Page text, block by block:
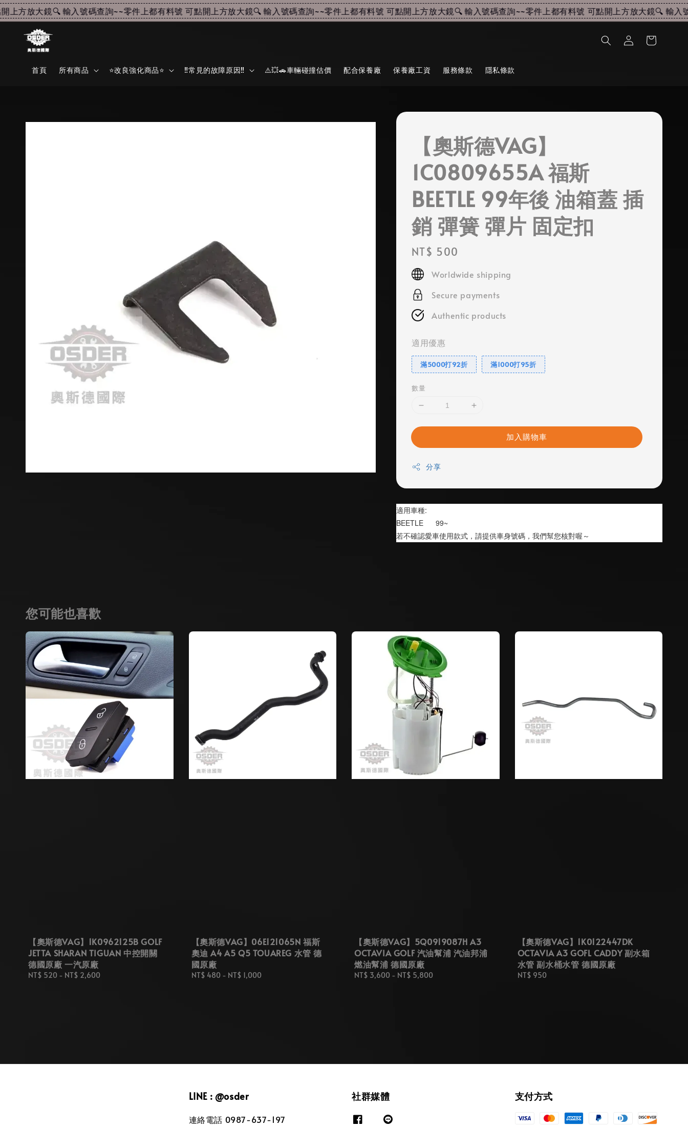
方放大鏡🔍 輸入號碼查詢~~零件上都有料號 可點開上方放大鏡🔍 輸入號碼查詢~~零件上都有料號 可點開上方放大鏡🔍 輸入號碼查詢~~零件上都有料號 可點開上方放大鏡🔍 輸入號
首頁 所有商品 ⭐改良強化商品⭐ ‼️常見的故障原因‼️ ⚠️💥🚗車輛碰撞估價 配合保養廠 保養廠工資 服務條款 隱私條款
【奧斯德VAG】
1C0809655A 福斯
BEETLE 99年後 油箱蓋 插
銷 彈簧 彈片 固定扣
Regular
price
NT$ 500
Worldwide shipping
Secure payments
Authentic products
適用優惠
滿5000打92折 滿1000打95折
數量
加入購物車
分享
適用車種:
BEETLE      99~
若不確認愛車使用款式，請提供車身號碼，我們幫您核對喔～
您可能也喜歡
【奧斯德VAG】1K0962125B GOLF
JETTA SHARAN TIGUAN 中控開關
德國原廠 一汽原廠
Regular
NT$ 520 - NT$ 2,600
【奧斯德VAG】06E121065N 福斯
奧迪 A4 A5 Q5 TOUAREG 水管 德
國原廠
Regular
NT$ 480- NT$ 1,000
【奧斯德VAG】5Q0919087H A3
OCTAVIA GOLF 汽油幫浦 汽油邦浦
燃油幫浦 德國原廠
Regular
NT$ 3,600 - NT$ 5,800
【奧斯德VAG】1K0122447DK
OCTAVIA A3 GOFL CADDY 副水箱
水管 副水桶水管 德國原廠
Regular
NT$ 950
LINE : @osder
連絡電話 0987-637-197
社群媒體 支付方式